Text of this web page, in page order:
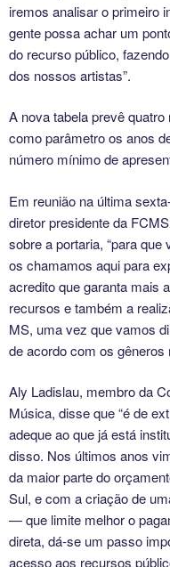
iremos analisar o primeiro
gente possa achar um
do recurso público,
dos nossos artistas”.
A nova tabela prevê
como parâmetro os anos
número mínimo de
Em reunião na última
diretor presidente da
sobre a portaria, “para
os chamamos aqui para
acredito que garanta mais
recursos e também a
MS, uma vez que vamos
de acordo com os gêneros
Aly Ladislau, membro da
Música, disse que “é de
adeque ao que já está
disso. Nos últimos anos
da maior parte do
Sul, e com a criação de
— que limite melhor o
direta, dá-se um passo
acesso aos recursos